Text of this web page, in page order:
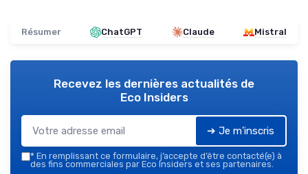
Résumer ChatGPT Claude Mistral
Recevez les dernières actualités de
Eco Insiders
➔ Je m'inscris
* En remplissant ce formulaire, j’accepte d’être contacté(e) à
des fins commerciales par Eco Insiders et ses partenaires.